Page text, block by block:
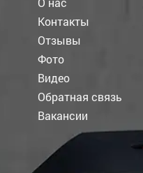
Контакты
Отзывы
Фото
Видео
Обратная связь
Вакансии